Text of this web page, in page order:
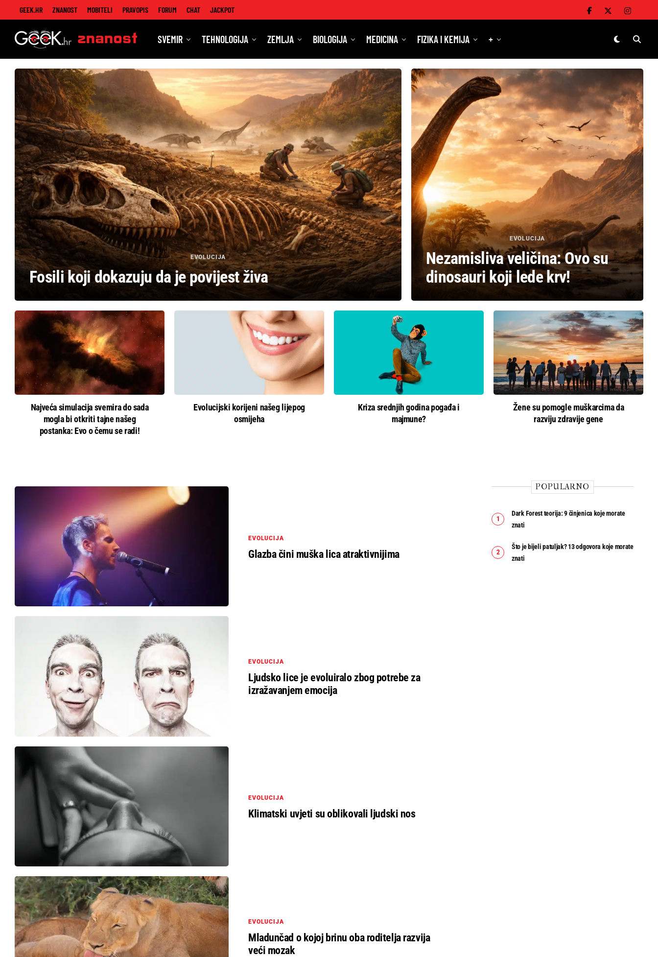
GEEK.HR ZNANOST MOBITELI PRAVOPIS FORUM CHAT JACKPOT
Znanost
SVEMIR TEHNOLOGIJA ZEMLJA BIOLOGIJA MEDICINA FIZIKA I KEMIJA +
EVOLUCIJA
Fosili koji dokazuju da je povijest živa
EVOLUCIJA
Nezamisliva veličina: Ovo su
dinosauri koji lede krv!
Najveća simulacija svemira do sada
mogla bi otkriti tajne našeg
postanka: Evo o čemu se radi!
Evolucijski korijeni našeg lijepog
osmijeha
Kriza srednjih godina pogađa i
majmune?
Žene su pomogle muškarcima da
razviju zdravije gene
EVOLUCIJA
Glazba čini muška lica atraktivnijima
EVOLUCIJA
Ljudsko lice je evoluiralo zbog potrebe za
izražavanjem emocija
EVOLUCIJA
Klimatski uvjeti su oblikovali ljudski nos
EVOLUCIJA
Mladunčad o kojoj brinu oba roditelja razvija
veći mozak
POPULARNO
Dark Forest teorija: 9 činjenica koje morate
znati
Što je bijeli patuljak? 13 odgovora koje morate
znati